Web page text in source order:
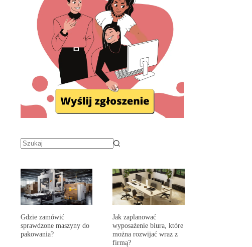
Gdzie zamówić
sprawdzone maszyny do
pakowania?
Jak zaplanować
wyposażenie biura, które
można rozwijać wraz z
firmą?